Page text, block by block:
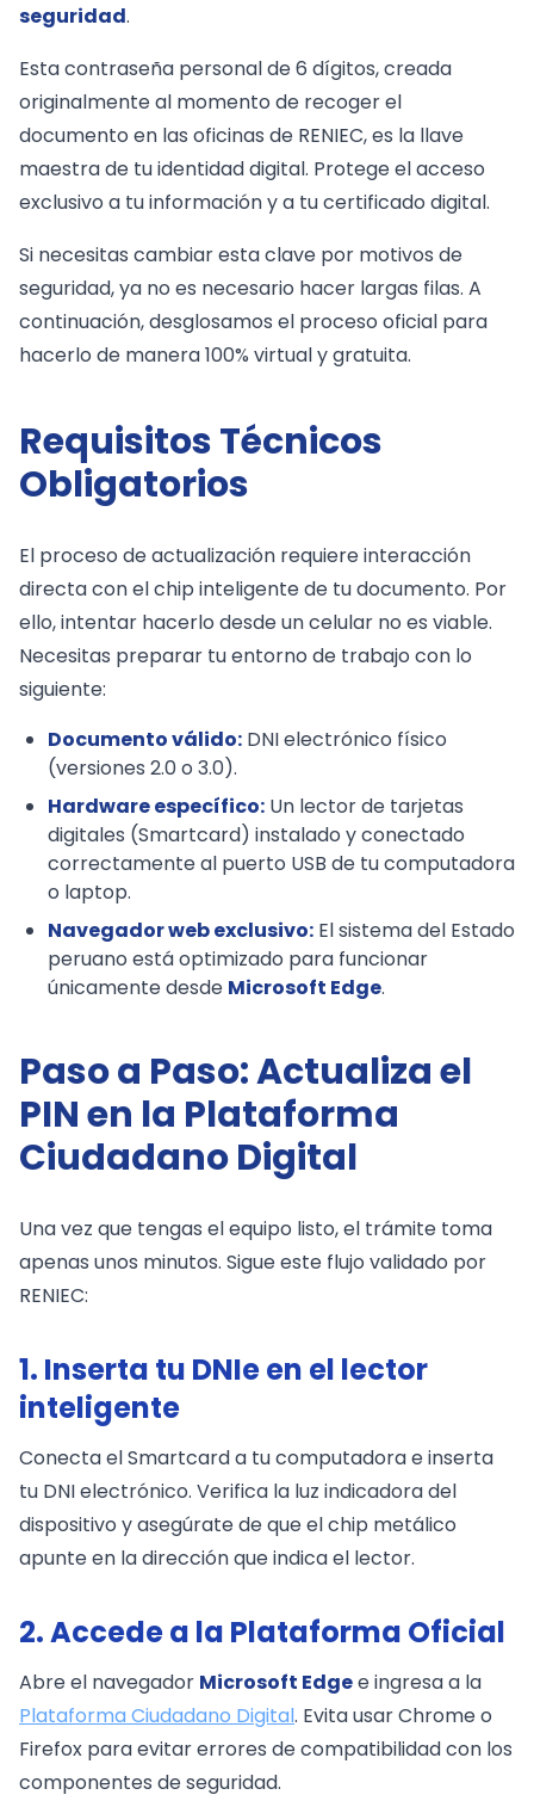
seguridad.
Esta contraseña personal de 6 dígitos, creada
originalmente al momento de recoger el
documento en las oficinas de RENIEC, es la llave
maestra de tu identidad digital. Protege el acceso
exclusivo a tu información y a tu certificado digital.
Si necesitas cambiar esta clave por motivos de
seguridad, ya no es necesario hacer largas filas. A
continuación, desglosamos el proceso oficial para
hacerlo de manera 100% virtual y gratuita.
Requisitos Técnicos
Obligatorios
El proceso de actualización requiere interacción
directa con el chip inteligente de tu documento. Por
ello, intentar hacerlo desde un celular no es viable.
Necesitas preparar tu entorno de trabajo con lo
siguiente:
Documento válido: DNI electrónico físico
(versiones 2.0 o 3.0).
Hardware específico: Un lector de tarjetas
digitales (Smartcard) instalado y conectado
correctamente al puerto USB de tu computadora
o laptop.
Navegador web exclusivo: El sistema del Estado
peruano está optimizado para funcionar
únicamente desde Microsoft Edge.
Paso a Paso: Actualiza el
PIN en la Plataforma
Ciudadano Digital
Una vez que tengas el equipo listo, el trámite toma
apenas unos minutos. Sigue este flujo validado por
RENIEC:
1. Inserta tu DNIe en el lector
inteligente
Conecta el Smartcard a tu computadora e inserta
tu DNI electrónico. Verifica la luz indicadora del
dispositivo y asegúrate de que el chip metálico
apunte en la dirección que indica el lector.
2. Accede a la Plataforma Oficial
Abre el navegador Microsoft Edgee ingresa a la
Plataforma Ciudadano Digital. Evita usar Chrome o
Firefox para evitar errores de compatibilidad con los
componentes de seguridad.